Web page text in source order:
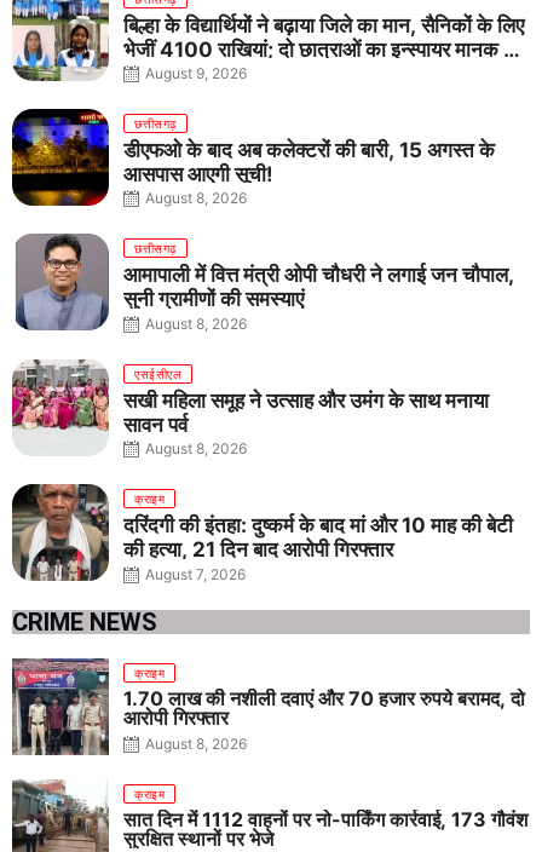
बिल्हा के विद्यार्थियों ने बढ़ाया जिले का मान, सैनिकों के लिए
भेजीं 4100 राखियां; दो छात्राओं का इन्स्पायर मानक में
राष्ट्रीय चयन
August 9, 2026
छत्तीसगढ़
डीएफओ के बाद अब कलेक्टरों की बारी, 15 अगस्त के
आसपास आएगी सूची!
August 8, 2026
छत्तीसगढ़
आमापाली में वित्त मंत्री ओपी चौधरी ने लगाई जन चौपाल,
सुनी ग्रामीणों की समस्याएं
August 8, 2026
एसईसीएल
सखी महिला समूह ने उत्साह और उमंग के साथ मनाया
सावन पर्व
August 8, 2026
क्राइम
दरिंदगी की इंतहा: दुष्कर्म के बाद मां और 10 माह की बेटी
की हत्या, 21 दिन बाद आरोपी गिरफ्तार
August 7, 2026
CRIME NEWS
क्राइम
1.70 लाख की नशीली दवाएं और 70 हजार रुपये बरामद, दो
आरोपी गिरफ्तार
August 8, 2026
क्राइम
सात दिन में 1112 वाहनों पर नो-पार्किंग कार्रवाई, 173 गौवंश
सुरक्षित स्थानों पर भेजे